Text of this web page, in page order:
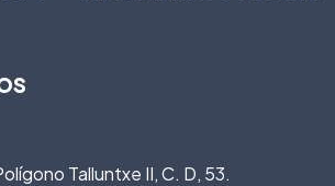
Talluntxe II, C. D, 53.